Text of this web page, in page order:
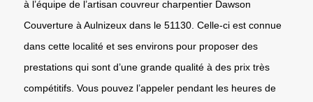
à l’équipe de l’artisan couvreur charpentier Dawson
Couverture à Aulnizeux dans le 51130. Celle-ci est connue
dans cette localité et ses environs pour proposer des
prestations qui sont d’une grande qualité à des prix très
compétitifs. Vous pouvez l’appeler pendant les heures de